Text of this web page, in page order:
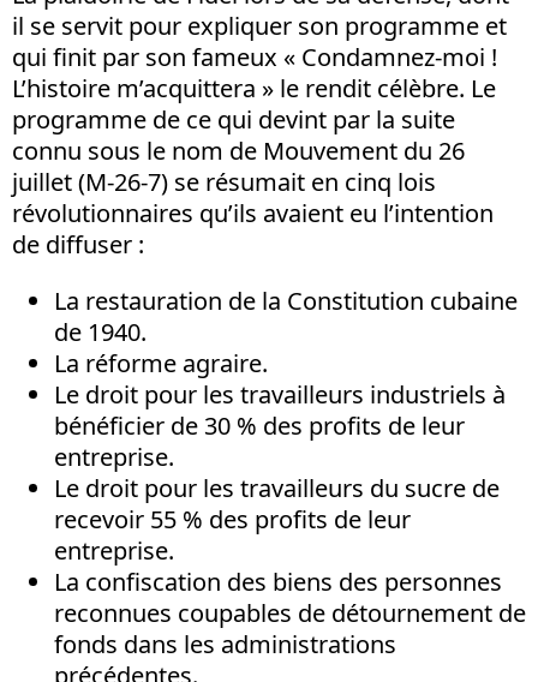
il se servit pour expliquer son programme et
qui finit par son fameux « Condamnez-moi !
L’histoire m’acquittera » le rendit célèbre. Le
programme de ce qui devint par la suite
connu sous le nom de Mouvement du 26
juillet (M-26-7) se résumait en cinq lois
révolutionnaires qu’ils avaient eu l’intention
de diffuser :
La restauration de la Constitution cubaine
de 1940.
La réforme agraire.
Le droit pour les travailleurs industriels à
bénéficier de 30 % des profits de leur
entreprise.
Le droit pour les travailleurs du sucre de
recevoir 55 % des profits de leur
entreprise.
La confiscation des biens des personnes
reconnues coupables de détournement de
fonds dans les administrations